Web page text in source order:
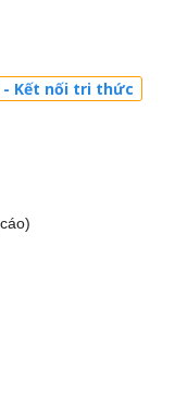
- Kết nối tri thức